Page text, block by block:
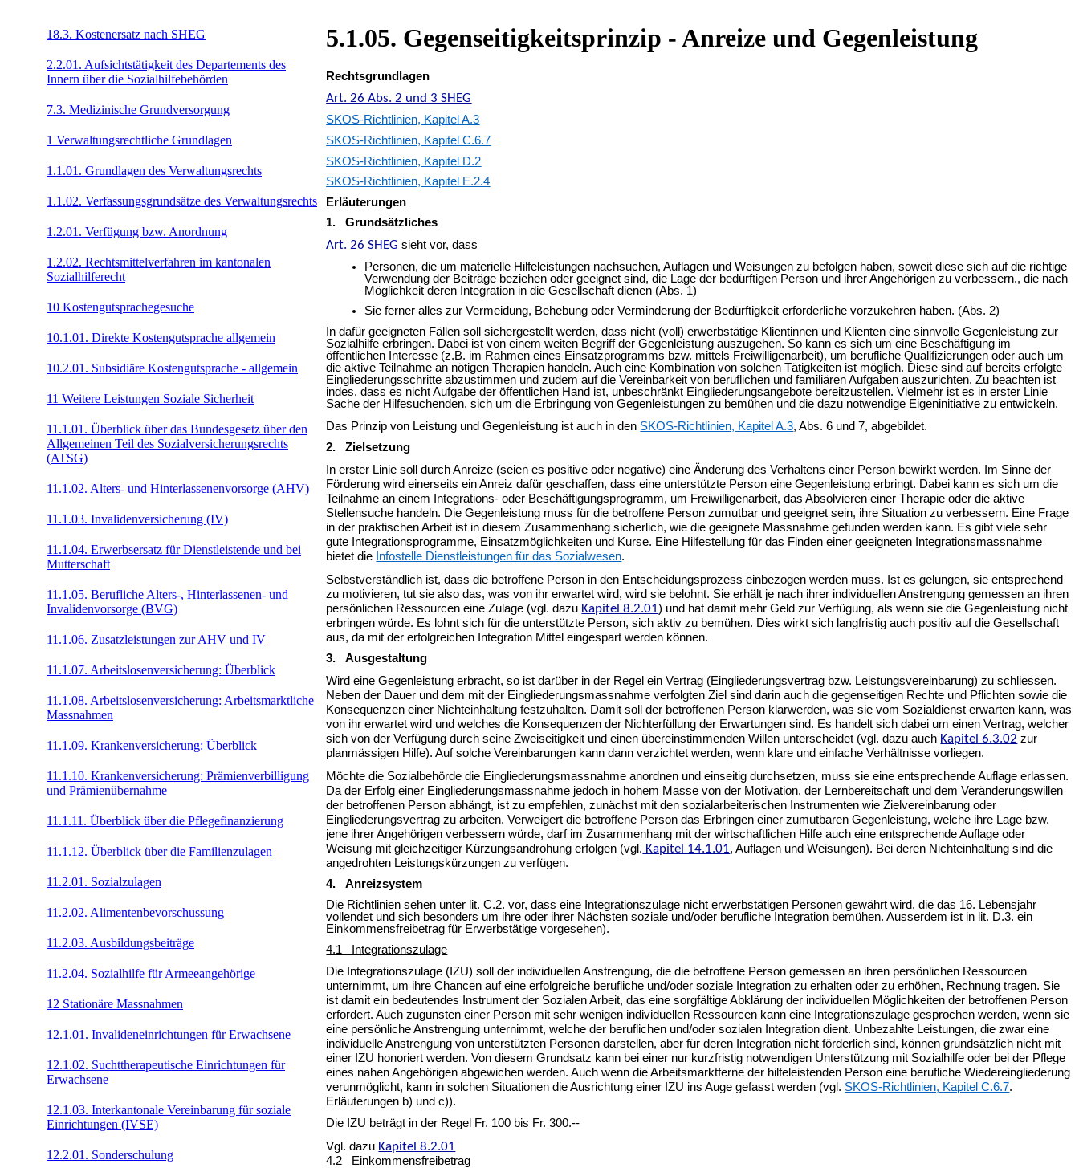
18.3. Kostenersatz nach SHEG
2.2.01. Aufsichtstätigkeit des Departements des
Innern über die Sozialhilfebehörden
7.3. Medizinische Grundversorgung
1 Verwaltungsrechtliche Grundlagen
1.1.01. Grundlagen des Verwaltungsrechts
1.1.02. Verfassungsgrundsätze des Verwaltungsrechts
1.2.01. Verfügung bzw. Anordnung
1.2.02. Rechtsmittelverfahren im kantonalen
Sozialhilferecht
10 Kostengutsprachegesuche
10.1.01. Direkte Kostengutsprache allgemein
10.2.01. Subsidiäre Kostengutsprache - allgemein
11 Weitere Leistungen Soziale Sicherheit
11.1.01. Überblick über das Bundesgesetz über den
Allgemeinen Teil des Sozialversicherungsrechts
(ATSG)
11.1.02. Alters- und Hinterlassenenvorsorge (AHV)
11.1.03. Invalidenversicherung (IV)
11.1.04. Erwerbsersatz für Dienstleistende und bei
Mutterschaft
11.1.05. Berufliche Alters-, Hinterlassenen- und
Invalidenvorsorge (BVG)
11.1.06. Zusatzleistungen zur AHV und IV
11.1.07. Arbeitslosenversicherung: Überblick
11.1.08. Arbeitslosenversicherung: Arbeitsmarktliche
Massnahmen
11.1.09. Krankenversicherung: Überblick
11.1.10. Krankenversicherung: Prämienverbilligung
und Prämienübernahme
11.1.11. Überblick über die Pflegefinanzierung
11.1.12. Überblick über die Familienzulagen
11.2.01. Sozialzulagen
11.2.02. Alimentenbevorschussung
11.2.03. Ausbildungsbeiträge
11.2.04. Sozialhilfe für Armeeangehörige
12 Stationäre Massnahmen
12.1.01. Invalideneinrichtungen für Erwachsene
12.1.02. Suchttherapeutische Einrichtungen für
Erwachsene
12.1.03. Interkantonale Vereinbarung für soziale
Einrichtungen (IVSE)
12.2.01. Sonderschulung
5.1.05. Gegenseitigkeitsprinzip - Anreize und Gegenleistung
Rechtsgrundlagen
Art. 26 Abs. 2 und 3 SHEG
SKOS-Richtlinien, Kapitel A.3
SKOS-Richtlinien, Kapitel C.6.7
SKOS-Richtlinien, Kapitel D.2
SKOS-Richtlinien, Kapitel E.2.4
Erläuterungen
1. Grundsätzliches
Art. 26 SHEG sieht vor, dass
Personen, die um materielle Hilfeleistungen nachsuchen, Auflagen und Weisungen zu befolgen haben, soweit diese sich auf die richtige
Verwendung der Beiträge beziehen oder geeignet sind, die Lage der bedürftigen Person und ihrer Angehörigen zu verbessern., die nach
Möglichkeit deren Integration in die Gesellschaft dienen (Abs. 1)
Sie ferner alles zur Vermeidung, Behebung oder Verminderung der Bedürftigkeit erforderliche vorzukehren haben. (Abs. 2)
In dafür geeigneten Fällen soll sichergestellt werden, dass nicht (voll) erwerbstätige Klientinnen und Klienten eine sinnvolle Gegenleistung zur
Sozialhilfe erbringen. Dabei ist von einem weiten Begriff der Gegenleistung auszugehen. So kann es sich um eine Beschäftigung im
öffentlichen Interesse (z.B. im Rahmen eines Einsatzprogramms bzw. mittels Freiwilligenarbeit), um berufliche Qualifizierungen oder auch um
die aktive Teilnahme an nötigen Therapien handeln. Auch eine Kombination von solchen Tätigkeiten ist möglich. Diese sind auf bereits erfolgte
Eingliederungsschritte abzustimmen und zudem auf die Vereinbarkeit von beruflichen und familiären Aufgaben auszurichten. Zu beachten ist
indes, dass es nicht Aufgabe der öffentlichen Hand ist, unbeschränkt Eingliederungsangebote bereitzustellen. Vielmehr ist es in erster Linie
Sache der Hilfesuchenden, sich um die Erbringung von Gegenleistungen zu bemühen und die dazu notwendige Eigeninitiative zu entwickeln.
Das Prinzip von Leistung und Gegenleistung ist auch in den SKOS-Richtlinien, Kapitel A.3, Abs. 6 und 7, abgebildet.
2. Zielsetzung
In erster Linie soll durch Anreize (seien es positive oder negative) eine Änderung des Verhaltens einer Person bewirkt werden. Im Sinne der
Förderung wird einerseits ein Anreiz dafür geschaffen, dass eine unterstützte Person eine Gegenleistung erbringt. Dabei kann es sich um die
Teilnahme an einem Integrations- oder Beschäftigungsprogramm, um Freiwilligenarbeit, das Absolvieren einer Therapie oder die aktive
Stellensuche handeln. Die Gegenleistung muss für die betroffene Person zumutbar und geeignet sein, ihre Situation zu verbessern. Eine Frage
in der praktischen Arbeit ist in diesem Zusammenhang sicherlich, wie die geeignete Massnahme gefunden werden kann. Es gibt viele sehr
gute Integrationsprogramme, Einsatzmöglichkeiten und Kurse. Eine Hilfestellung für das Finden einer geeigneten Integrationsmassnahme
bietet die Infostelle Dienstleistungen für das Sozialwesen.
Selbstverständlich ist, dass die betroffene Person in den Entscheidungsprozess einbezogen werden muss. Ist es gelungen, sie entsprechend
zu motivieren, tut sie also das, was von ihr erwartet wird, wird sie belohnt. Sie erhält je nach ihrer individuellen Anstrengung gemessen an ihren
persönlichen Ressourcen eine Zulage (vgl. dazu Kapitel 8.2.01) und hat damit mehr Geld zur Verfügung, als wenn sie die Gegenleistung nicht
erbringen würde. Es lohnt sich für die unterstützte Person, sich aktiv zu bemühen. Dies wirkt sich langfristig auch positiv auf die Gesellschaft
aus, da mit der erfolgreichen Integration Mittel eingespart werden können.
3. Ausgestaltung
Wird eine Gegenleistung erbracht, so ist darüber in der Regel ein Vertrag (Eingliederungsvertrag bzw. Leistungsvereinbarung) zu schliessen.
Neben der Dauer und dem mit der Eingliederungsmassnahme verfolgten Ziel sind darin auch die gegenseitigen Rechte und Pflichten sowie die
Konsequenzen einer Nichteinhaltung festzuhalten. Damit soll der betroffenen Person klarwerden, was sie vom Sozialdienst erwarten kann, was
von ihr erwartet wird und welches die Konsequenzen der Nichterfüllung der Erwartungen sind. Es handelt sich dabei um einen Vertrag, welcher
sich von der Verfügung durch seine Zweiseitigkeit und einen übereinstimmenden Willen unterscheidet (vgl. dazu auch Kapitel 6.3.02 zur
planmässigen Hilfe). Auf solche Vereinbarungen kann dann verzichtet werden, wenn klare und einfache Verhältnisse vorliegen.
Möchte die Sozialbehörde die Eingliederungsmassnahme anordnen und einseitig durchsetzen, muss sie eine entsprechende Auflage erlassen.
Da der Erfolg einer Eingliederungsmassnahme jedoch in hohem Masse von der Motivation, der Lernbereitschaft und dem Veränderungswillen
der betroffenen Person abhängt, ist zu empfehlen, zunächst mit den sozialarbeiterischen Instrumenten wie Zielvereinbarung oder
Eingliederungsvertrag zu arbeiten. Verweigert die betroffene Person das Erbringen einer zumutbaren Gegenleistung, welche ihre Lage bzw.
jene ihrer Angehörigen verbessern würde, darf im Zusammenhang mit der wirtschaftlichen Hilfe auch eine entsprechende Auflage oder
Weisung mit gleichzeitiger Kürzungsandrohung erfolgen (vgl. Kapitel 14.1.01, Auflagen und Weisungen). Bei deren Nichteinhaltung sind die
angedrohten Leistungskürzungen zu verfügen.
4. Anreizsystem
Die Richtlinien sehen unter lit. C.2. vor, dass eine Integrationszulage nicht erwerbstätigen Personen gewährt wird, die das 16. Lebensjahr
vollendet und sich besonders um ihre oder ihrer Nächsten soziale und/oder berufliche Integration bemühen. Ausserdem ist in lit. D.3. ein
Einkommensfreibetrag für Erwerbstätige vorgesehen).
4.1 Integrationszulage
Die Integrationszulage (IZU) soll der individuellen Anstrengung, die die betroffene Person gemessen an ihren persönlichen Ressourcen
unternimmt, um ihre Chancen auf eine erfolgreiche berufliche und/oder soziale Integration zu erhalten oder zu erhöhen, Rechnung tragen. Sie
ist damit ein bedeutendes Instrument der Sozialen Arbeit, das eine sorgfältige Abklärung der individuellen Möglichkeiten der betroffenen Person
erfordert. Auch zugunsten einer Person mit sehr wenigen individuellen Ressourcen kann eine Integrationszulage gesprochen werden, wenn sie
eine persönliche Anstrengung unternimmt, welche der beruflichen und/oder sozialen Integration dient. Unbezahlte Leistungen, die zwar eine
individuelle Anstrengung von unterstützten Personen darstellen, aber für deren Integration nicht förderlich sind, können grundsätzlich nicht mit
einer IZU honoriert werden. Von diesem Grundsatz kann bei einer nur kurzfristig notwendigen Unterstützung mit Sozialhilfe oder bei der Pflege
eines nahen Angehörigen abgewichen werden. Auch wenn die Arbeitsmarktferne der hilfeleistenden Person eine berufliche Wiedereingliederung
verunmöglicht, kann in solchen Situationen die Ausrichtung einer IZU ins Auge gefasst werden (vgl. SKOS-Richtlinien, Kapitel C.6.7.
Erläuterungen b) und c)).
Die IZU beträgt in der Regel Fr. 100 bis Fr. 300.--
Vgl. dazu Kapitel 8.2.01
4.2 Einkommensfreibetrag